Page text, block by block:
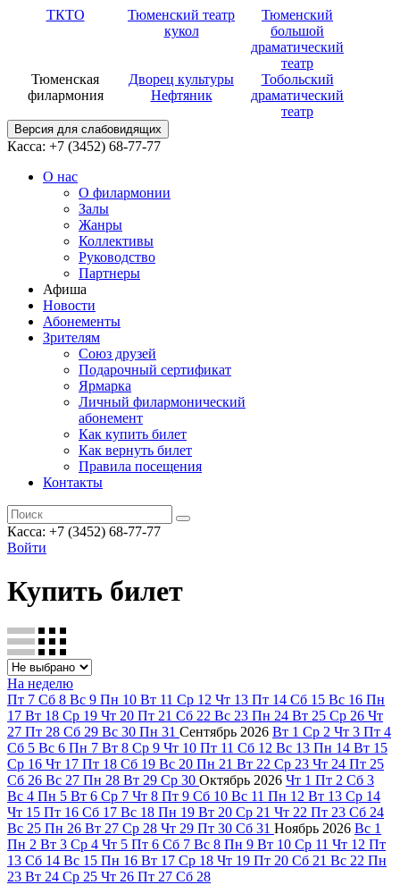
ТКТО
Тюменский театр
кукол
Тюменский
большой
драматический
театр
Тюменская
филармония
Дворец культуры
Нефтяник
Тобольский
драматический
театр
Версия для слабовидящих
Касса: +7 (3452) 68-77-77
О нас
О филармонии
Залы
Жанры
Коллективы
Руководство
Партнеры
Афиша
Новости
Абонементы
Зрителям
Союз друзей
Подарочный сертификат
Ярмарка
Личный филармонический
абонемент
Как купить билет
Как вернуть билет
Правила посещения
Контакты
Касса: +7 (3452) 68-77-77
Войти
Купить билет
На неделю
Пт 7 Сб 8 Вс 9 Пн 10 Вт 11 Ср 12 Чт 13 Пт 14 Сб 15 Вс 16 Пн
17 Вт 18 Ср 19 Чт 20 Пт 21 Сб 22 Вс 23 Пн 24 Вт 25 Ср 26 Чт
27 Пт 28 Сб 29 Вс 30 Пн 31 Сентябрь 2026 Вт 1 Ср 2 Чт 3 Пт 4
Сб 5 Вс 6 Пн 7 Вт 8 Ср 9 Чт 10 Пт 11 Сб 12 Вс 13 Пн 14 Вт 15
Ср 16 Чт 17 Пт 18 Сб 19 Вс 20 Пн 21 Вт 22 Ср 23 Чт 24 Пт 25
Сб 26 Вс 27 Пн 28 Вт 29 Ср 30 Октябрь 2026 Чт 1 Пт 2 Сб 3
Вс 4 Пн 5 Вт 6 Ср 7 Чт 8 Пт 9 Сб 10 Вс 11 Пн 12 Вт 13 Ср 14
Чт 15 Пт 16 Сб 17 Вс 18 Пн 19 Вт 20 Ср 21 Чт 22 Пт 23 Сб 24
Вс 25 Пн 26 Вт 27 Ср 28 Чт 29 Пт 30 Сб 31 Ноябрь 2026 Вс 1
Пн 2 Вт 3 Ср 4 Чт 5 Пт 6 Сб 7 Вс 8 Пн 9 Вт 10 Ср 11 Чт 12 Пт
13 Сб 14 Вс 15 Пн 16 Вт 17 Ср 18 Чт 19 Пт 20 Сб 21 Вс 22 Пн
23 Вт 24 Ср 25 Чт 26 Пт 27 Сб 28